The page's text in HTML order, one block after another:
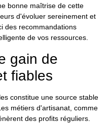
bonne maîtrise de cette
d'évoluer sereinement et
des recommandations
de vos ressources.
gain de
fiables
constitue une source stable
métiers d'artisanat, comme
des profits réguliers.